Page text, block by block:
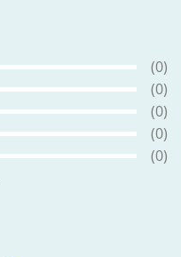
(0)
(0)
(0)
(0)
(0)